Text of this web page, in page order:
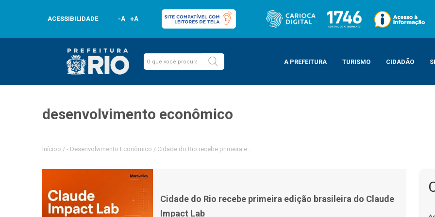
ACESSIBILIDADE -A +A
A PREFEITURA TURISMO CIDADÃO
desenvolvimento econômico
Inícioo / - Desenvolvimento Econômico / Cidade do Rio recebe primeira edição brasileira do Claude Impact Lab
Cidade do Rio recebe primeira edição brasileira do Claude
Impact Lab